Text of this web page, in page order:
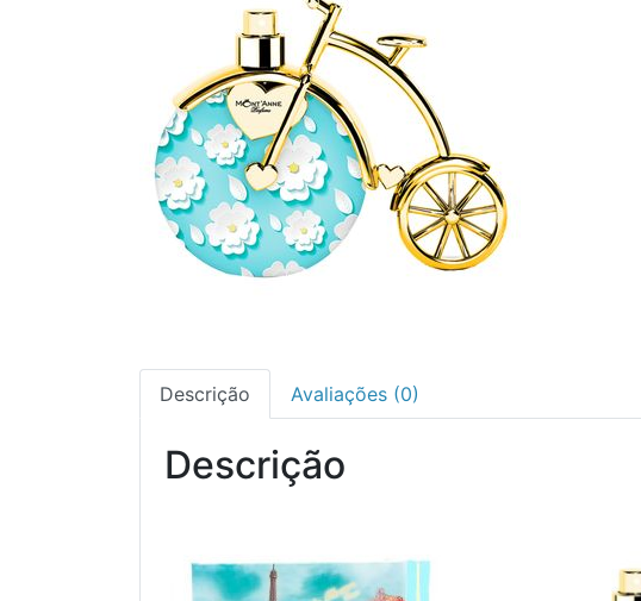
Descrição Avaliações (0)
Descrição